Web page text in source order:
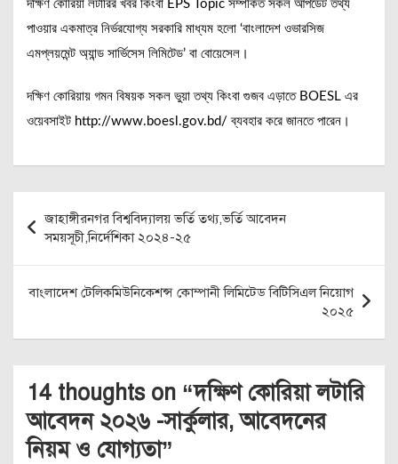
দক্ষিণ কোরিয়া লটারির খবর কিংবা EPS Topic সম্পর্কিত সকল আপডেট তথ্য
পাওয়ার একমাত্র নির্ভরযোগ্য সরকারি মাধ্যম হলো ‘বাংলাদেশ ওভারসিজ
এমপ্লয়মেন্ট অ্যান্ড সার্ভিসেস লিমিটেড’ বা বোয়েসেল।
দক্ষিণ কোরিয়ায় গমন বিষয়ক সকল ভুয়া তথ্য কিংবা গুজব এড়াতে BOESL এর
ওয়েবসাইট http://www.boesl.gov.bd/ ব্যবহার করে জানতে পারেন।
navigation
জাহাঙ্গীরনগর বিশ্ববিদ্যালয় ভর্তি তথ্য,ভর্তি আবেদন
সময়সূচী,নির্দেশিকা ২০২৪-২৫
বাংলাদেশ টেলিকমিউনিকেশন্স কোম্পানী লিমিটেড বিটিসিএল নিয়োগ
২০২৫
14 thoughts on “দক্ষিণ কোরিয়া লটারি
আবেদন ২০২৬ -সার্কুলার, আবেদনের
নিয়ম ও যোগ্যতা”